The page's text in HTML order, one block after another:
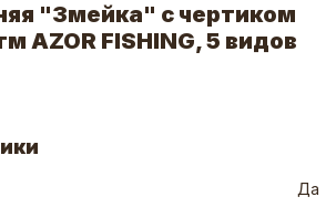
"Змейка" с чертиком
AZOR FISHING, 5 видов
Да